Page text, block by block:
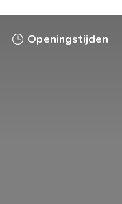
Openingstijden